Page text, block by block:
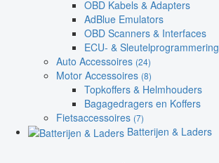
OBD Kabels & Adapters
AdBlue Emulators
OBD Scanners & Interfaces
ECU- & Sleutelprogrammering
Auto Accessoires (24)
Motor Accessoires (8)
Topkoffers & Helmhouders
Bagagedragers en Koffers
Fietsaccessoires (7)
Batterijen & Laders